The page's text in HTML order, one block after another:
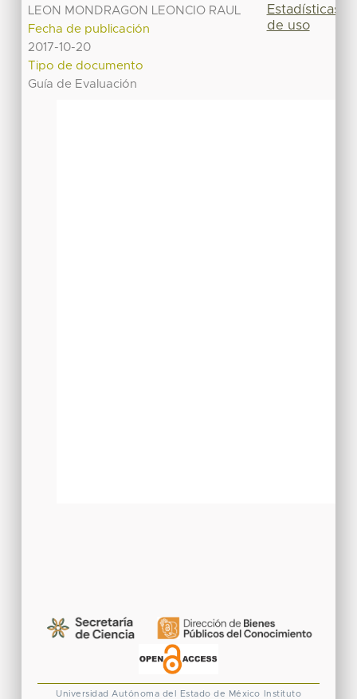
LEON MONDRAGON LEONCIO RAUL
Fecha de publicación
2017-10-20
Tipo de documento
Guía de Evaluación
Estadísticas
de uso
Universidad Autónoma del Estado de México Instituto